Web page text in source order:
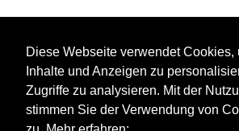
Diese Webseite verwendet Cookies,
Inhalte und Anzeigen zu
Zugriffe zu analysieren. Mit der
stimmen Sie der Verwendung von